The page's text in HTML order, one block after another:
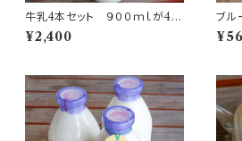
牛乳4本セット ９００ｍｌが4本
(消費期限：発送から７日間）
¥2,400
ブル
発送